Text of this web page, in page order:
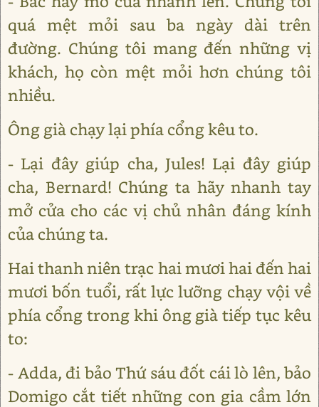
quá mệt mỏi sau ba ngày dài trên
đường. Chúng tôi mang đến những vị
khách, họ còn mệt mỏi hơn chúng tôi
nhiều.
Ông già chạy lại phía cổng kêu to.
- Lại đây giúp cha, Jules! Lại đây giúp
cha, Bernard! Chúng ta hãy nhanh tay
mở cửa cho các vị chủ nhân đáng kính
của chúng ta.
Hai thanh niên trạc hai mươi hai đến hai
mươi bốn tuổi, rất lực lưỡng chạy vội về
phía cổng trong khi ông già tiếp tục kêu
to:
- Adda, đi bảo Thứ sáu đốt cái lò lên, bảo
Domigo cắt tiết những con gia cầm lớn